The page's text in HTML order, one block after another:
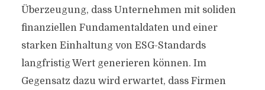
Überzeugung, dass Unternehmen mit soliden
finanziellen Fundamentaldaten und einer
starken Einhaltung von ESG-Standards
langfristig Wert generieren können. Im
Gegensatz dazu wird erwartet, dass Firmen